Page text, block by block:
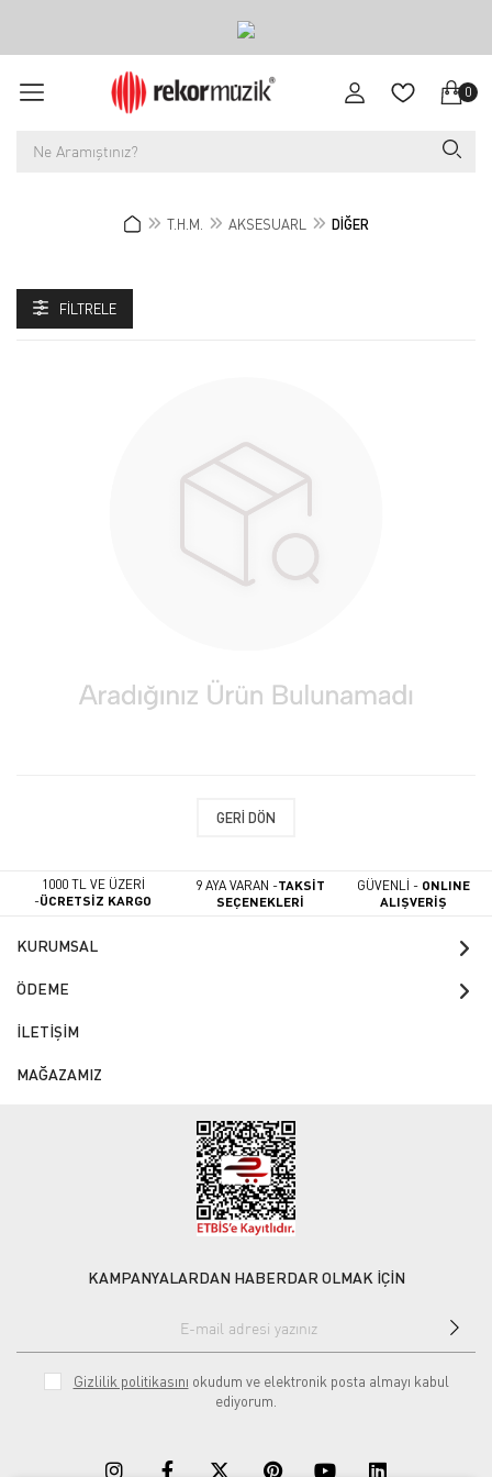
0
T.H.M. AKSESUARL DİĞER
FILTRELE
GERI DÖN
1000 TL VE ÜZERİ
-ÜCRETSİZ KARGO
9 AYA VARAN -TAKSİT
SEÇENEKLERİ
GÜVENLİ - ONLINE
ALIŞVERİŞ
KURUMSAL
ÖDEME
İLETİŞİM
MAĞAZAMIZ
KAMPANYALARDAN HABERDAR OLMAK İÇİN
Gizlilik politikasını okudum ve elektronik posta almayı kabul
ediyorum.